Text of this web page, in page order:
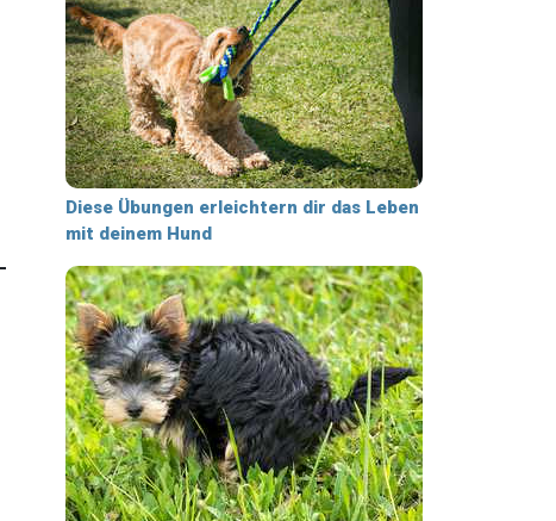
Diese Übungen erleichtern dir das Leben
mit deinem Hund